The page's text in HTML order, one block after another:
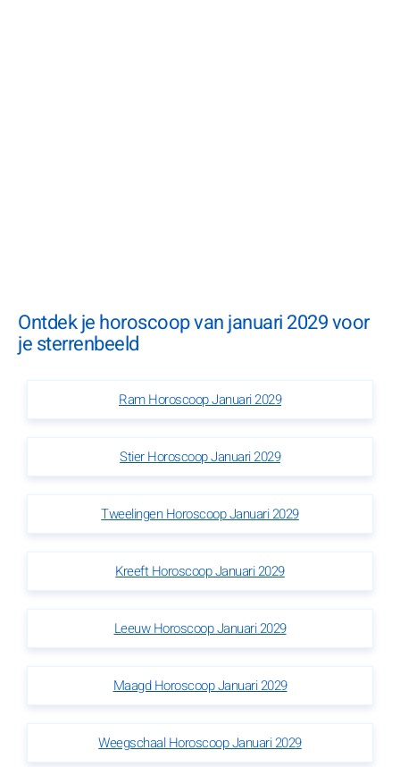
Ontdek je horoscoop van januari 2029 voor
je sterrenbeeld
Ram Horoscoop Januari 2029
Stier Horoscoop Januari 2029
Tweelingen Horoscoop Januari 2029
Kreeft Horoscoop Januari 2029
Leeuw Horoscoop Januari 2029
Maagd Horoscoop Januari 2029
Weegschaal Horoscoop Januari 2029